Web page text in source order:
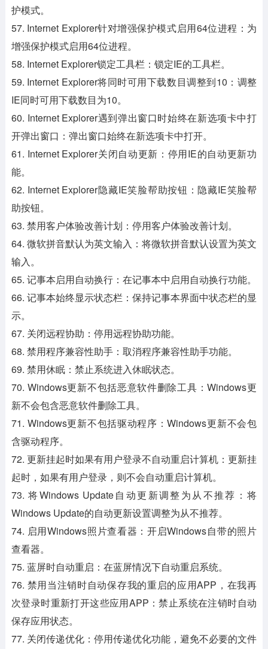
护模式。
57. Internet Explorer针对增强保护模式启用64位进程：为
增强保护模式启用64位进程。
58. Internet Explorer锁定工具栏：锁定IE的工具栏。
59. Internet Explorer将同时可用下载数目调整到10：调整
IE同时可用下载数目为10。
60. Internet Explorer遇到弹出窗口时始终在新选项卡中打
开弹出窗口：弹出窗口始终在新选项卡中打开。
61. Internet Explorer关闭自动更新：停用IE的自动更新功
能。
62. Internet Explorer隐藏IE笑脸帮助按钮：隐藏IE笑脸帮
助按钮。
63. 禁用客户体验改善计划：停用客户体验改善计划。
64. 微软拼音默认为英文输入：将微软拼音默认设置为英文
输入。
65. 记事本启用自动换行：在记事本中启用自动换行功能。
66. 记事本始终显示状态栏：保持记事本界面中状态栏的显
示。
67. 关闭远程协助：停用远程协助功能。
68. 禁用程序兼容性助手：取消程序兼容性助手功能。
69. 禁用休眠：禁止系统进入休眠状态。
70. Windows更新不包括恶意软件删除工具：Windows更
新不会包含恶意软件删除工具。
71. Windows更新不包括驱动程序：Windows更新不会包
含驱动程序。
72. 更新挂起时如果有用户登录不自动重启计算机：更新挂
起时，如果有用户登录，则不会自动重启计算机。
73. 将Windows Update自动更新调整为从不推荐：将
Windows Update的自动更新设置调整为从不推荐。
74. 启用Windows照片查看器：开启Windows自带的照片
查看器。
75. 蓝屏时自动重启：在蓝屏情况下自动重启系统。
76. 禁用当注销时自动保存我的重启的应用APP，在我再
次登录时重新打开这些应用APP：禁止系统在注销时自动
保存应用状态。
77. 关闭传递优化：停用传递优化功能，避免不必要的文件